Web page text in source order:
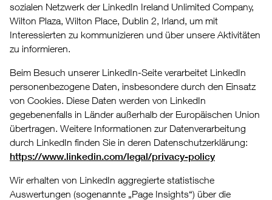
sozialen Netzwerk der LinkedIn Ireland Unlimited Company,
Wilton Plaza, Wilton Place, Dublin 2, Irland, um mit
Interessierten zu kommunizieren und über unsere Aktivitäten
zu informieren.
Beim Besuch unserer LinkedIn-Seite verarbeitet LinkedIn
personenbezogene Daten, insbesondere durch den Einsatz
von Cookies. Diese Daten werden von LinkedIn
gegebenenfalls in Länder außerhalb der Europäischen Union
übertragen. Weitere Informationen zur Datenverarbeitung
durch LinkedIn finden Sie in deren Datenschutzerklärung:
https://www.linkedin.com/legal/privacy-policy
Wir erhalten von LinkedIn aggregierte statistische
Auswertungen (sogenannte „Page Insights“) über die